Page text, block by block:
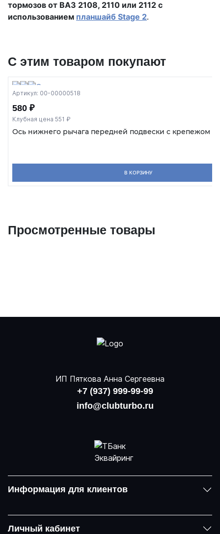
тормозов от ВАЗ 2108, 2110 или 2112 с
использованием планшайб Stage 2.
С этим товаром покупают
Артикул: 00-00000518
580 ₽
Клубная цена 551 ₽
Ось нижнего рычага передней подвески с крепежом
В КОРЗИНУ
Просмотренные товары
ИП Пяткова Анна Сергеевна
+7 (937) 999-99-99
info@clubturbo.ru
Информация для клиентов
Личный кабинет